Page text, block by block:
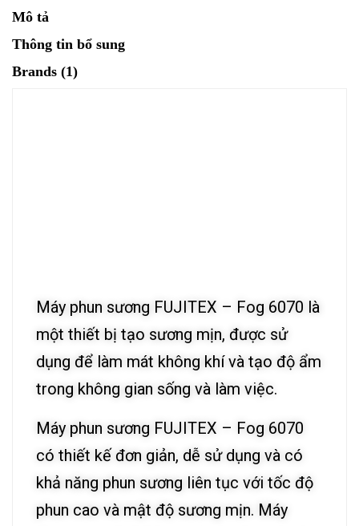
Mô tả
Thông tin bổ sung
Brands (1)
Máy phun sương FUJITEX – Fog 6070 là
một thiết bị tạo sương mịn, được sử
dụng để làm mát không khí và tạo độ ẩm
trong không gian sống và làm việc.
Máy phun sương FUJITEX – Fog 6070
có thiết kế đơn giản, dễ sử dụng và có
khả năng phun sương liên tục với tốc độ
phun cao và mật độ sương mịn. Máy